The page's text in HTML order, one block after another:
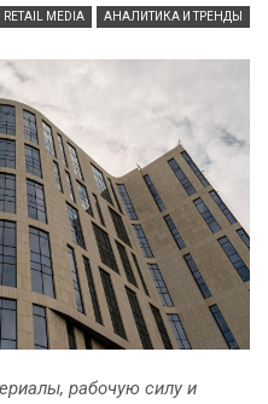
RETAIL MEDIA АНАЛИТИКА И ТРЕНДЫ
рабочую силу и